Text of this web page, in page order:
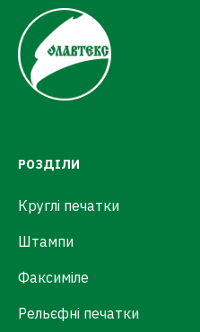
РОЗДІЛИ
Круглі печатки
Штампи
Факсиміле
Рельєфні печатки